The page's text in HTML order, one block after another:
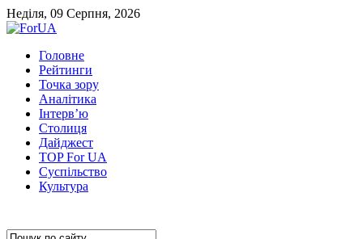
Неділя, 09 Серпня, 2026
Головне
Рейтинги
Точка зору
Аналітика
Інтерв’ю
Столиця
Дайджест
TOP For UA
Суспiльство
Культура